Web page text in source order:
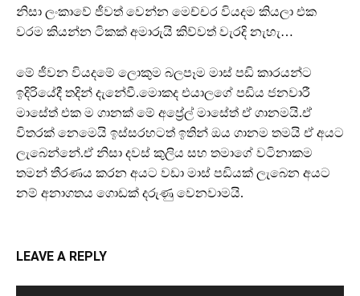
නිසා ලංකාවේ ජීවත් වෙන්න මෙච්චර වියදම කියලා එක
වරම කියන්න ටිකක් අමාරුයි කිව්වත් වැරදි නැහැ…
මේ ජීවන වියදමේ ලොකුම බලපෑම මාස් පඩි කාරයන්ට
ඉදිරියේදී තදින් දැනේවී.මොකද එයාලගේ පඩිය ජනවාරී
මාසේත් එක ම ගානක් මේ අප්‍රේල් මාසේත් ඒ ගානමයි.ඒ
විතරක් නෙමෙයි ඉස්සරහටත් ඉතින් ඔය ගානම තමයි ඒ අයට
ලැබෙන්නේ.ඒ නිසා දවස් කුලිය සහ තමාගේ වටිනාකම
තමන් තීරණය කරන අයට වඩා මාස් පඩියක් ලැබෙන අයට
නම් අනාගතය ගොඩක් දරුණු වෙනවාමයි.
LEAVE A REPLY